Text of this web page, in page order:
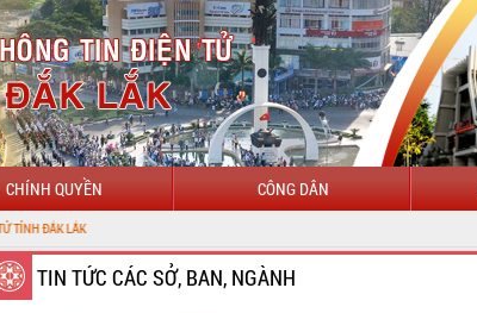
CHÍNH QUYỀN CÔNG DÂN
TIN TỨC CÁC SỞ, BAN, NGÀNH